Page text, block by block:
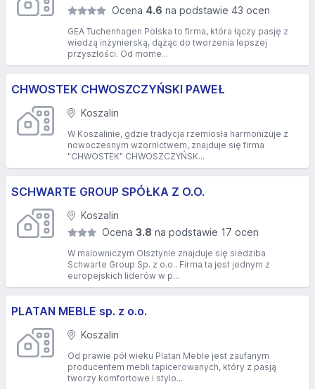
Ocena 4.6 na podstawie 43 ocen
GEA Tuchenhagen Polska to firma, która łączy pasję z
wiedzą inżynierską, dążąc do tworzenia lepszej
przyszłości. Od mome...
CHWOSTEK CHWOSZCZYŃSKI PAWEŁ
Koszalin
W Koszalinie, gdzie tradycja rzemiosła harmonizuje z
nowoczesnym wzornictwem, znajduje się firma
"CHWOSTEK" CHWOSZCZYŃSK...
SCHWARTE GROUP SPÓŁKA Z O.O.
Koszalin
Ocena3.8 na podstawie 17 ocen
W malowniczym Olsztynie znajduje się siedziba
Schwarte Group Sp. z o.o.. Firma ta jest jednym z
europejskich liderów w p...
PLATAN MEBLE sp. z o.o.
Koszalin
Od prawie pół wieku Platan Meble jest zaufanym
producentem mebli tapicerowanych, który z pasją
tworzy komfortowe i stylo...